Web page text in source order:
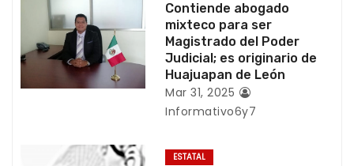
i
ó
Contiende abogado
mixteco para ser
Magistrado del Poder
Judicial; es originario de
Huajuapan de León
Mar 31, 2025
Informativo6y7
ESTATAL